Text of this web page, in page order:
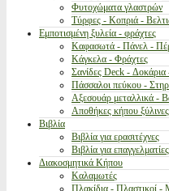
Φυτοχώματα γλαστρών
Τύρφες - Κοπριά -
Εμποτισμένη ξυλεία - φράχτες
Καφασωτά - Πάνελ -
Κάγκελα - Φράχτες
Σανίδες Deck -
Πάσσαλοι πεύκου -
Αξεσουάρ μεταλλικά -
Αποθήκες κήπου ξύλινες
Βιβλία
Βιβλία για ερασιτέχνες
Βιβλία για επαγγελματίες
Διακοσμητικά Κήπου
Καλαμωτές
Πλακίδια - Πλαστικοί -